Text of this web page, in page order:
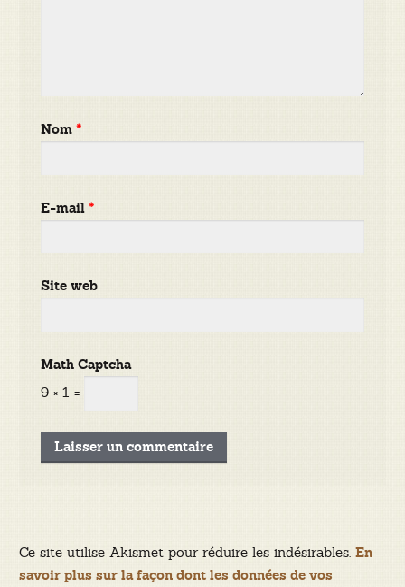
Nom*
E-mail*
Site web
Math Captcha
9 × 1 =
Ce site utilise Akismet pour réduire les indésirables. En
savoir plus sur la façon dont les données de vos